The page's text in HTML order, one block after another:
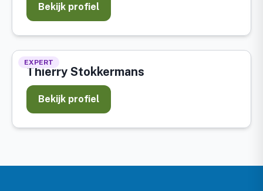
Bekijk profiel
EXPERT
Thierry Stokkermans
Bekijk profiel